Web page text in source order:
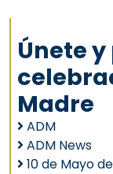
Únete
Madre
ADM
ADM News
10 de Mayo